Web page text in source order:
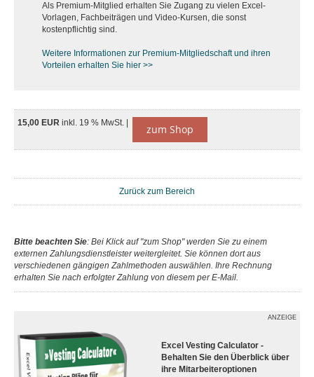
Als Premium-Mitglied erhalten Sie Zugang zu vielen Excel-
Vorlagen, Fachbeiträgen und Video-Kursen, die sonst
kostenpflichtig sind.
Weitere Informationen zur Premium-Mitgliedschaft und ihren
Vorteilen erhalten Sie hier >>
15,00 EUR inkl. 19 % MwSt. | zum Shop
Zurück zum Bereich
Bitte beachten Sie: Bei Klick auf "zum Shop" werden Sie zu einem
externen Zahlungsdienstleister weitergleitet. Sie können dort aus
verschiedenen gängigen Zahlmethoden auswählen. Ihre Rechnung
erhalten Sie nach erfolgter Zahlung von diesem per E-Mail.
ANZEIGE
Excel Vesting Calculator -
Behalten Sie den Überblick über
ihre Mitarbeiteroptionen